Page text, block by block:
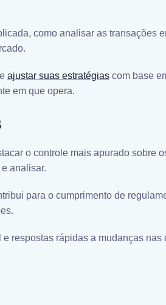
como analisar as transações
ajustar suas estratégias com base
em que opera.
o controle mais apurado sobre
analisar.
para o cumprimento de
respostas rápidas a mudanças